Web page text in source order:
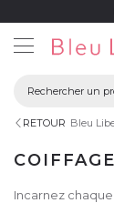
RETOUR Bleu
Incarnez